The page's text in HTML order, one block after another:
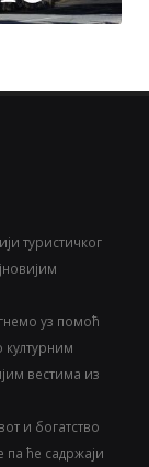
туристичког
уз помоћ
вестима из
и богатство
ће садржаји